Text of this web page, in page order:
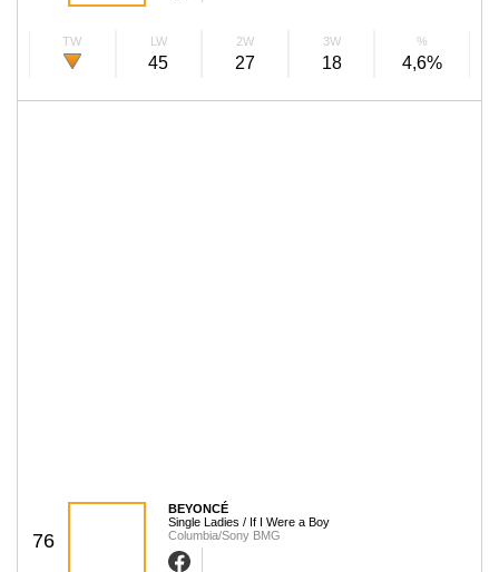
TW LW
45
2W
27
3W
18
%
4,6%
76
BEYONCÉ
Single Ladies / If I Were a Boy
Columbia/Sony BMG